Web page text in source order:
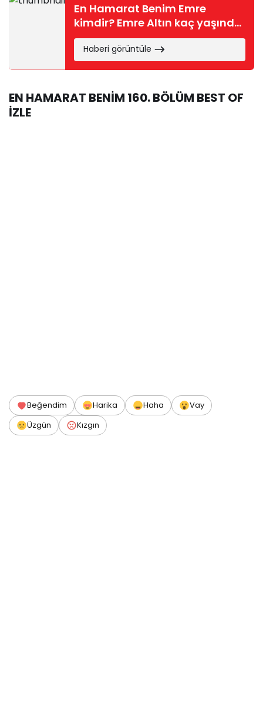
En Hamarat Benim Emre
kimdir? Emre Altın kaç yaşında,
nereli?
Haberi görüntüle
EN HAMARAT BENİM 160. BÖLÜM BEST OF
İZLE
Beğendim Harika Haha
Vay
Üzgün
Kızgın